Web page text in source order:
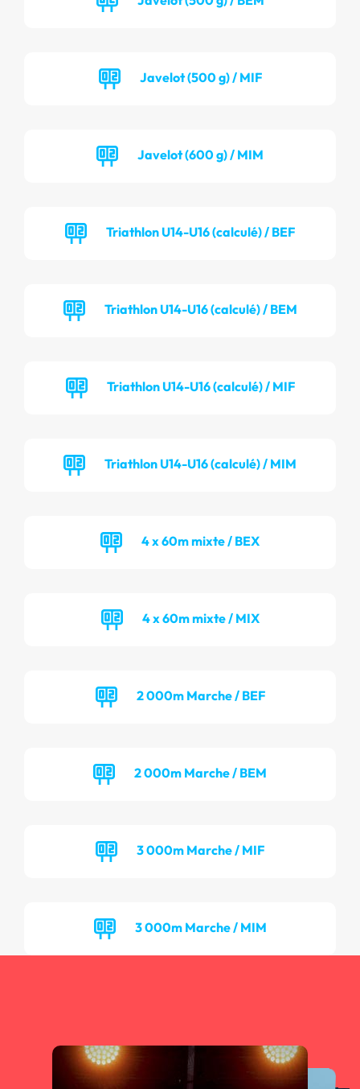
Javelot (500 g) / MIF
Javelot (600 g) / MIM
Triathlon U14-U16 (calculé) / BEF
Triathlon U14-U16 (calculé) / BEM
Triathlon U14-U16 (calculé) / MIF
Triathlon U14-U16 (calculé) / MIM
4 x 60m mixte / BEX
4 x 60m mixte / MIX
2 000m Marche / BEF
2 000m Marche / BEM
3 000m Marche / MIF
3 000m Marche / MIM